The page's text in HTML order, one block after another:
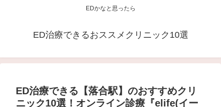
EDかなと思ったら
ED治療できるおススメクリニック10選
ED治療できる【落合駅】のおすすめクリ
ニック10選！オンライン診療『elife(イー